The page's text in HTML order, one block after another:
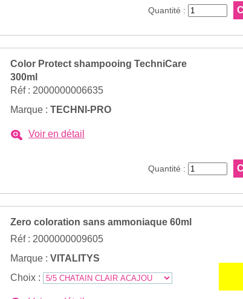
Quantité :
Color Protect shampooing TechniCare
300ml
Réf : 2000000006635
Marque : TECHNI-PRO
Voir en détail
Quantité :
Zero coloration sans ammoniaque 60ml
Réf : 2000000009605
Marque : VITALITYS
Choix :